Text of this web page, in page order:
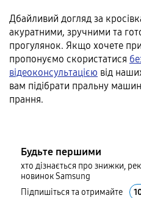
Дбайливий догляд за
акуратними, зручними та
прогулянок. Якщо хочете
пропонуємо скористатися
відеоконсультацією від
вам підібрати пральну
прання.
Будьте першими
хто дізнається про знижки,
новинок Samsung
Підпишіться та отримайте